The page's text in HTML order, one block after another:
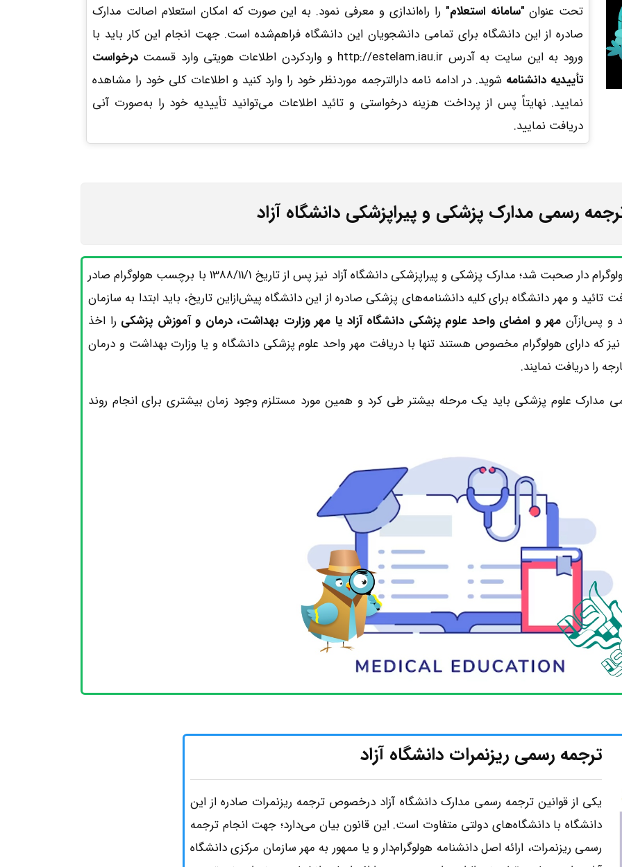
تحت عنوان "سامانه استعلام" را راه‌اندازی و معرفی نمود. به این صورت که امکان استعلام اصالت مدارک
صادره از این دانشگاه برای تمامی دانشجویان این دانشگاه فراهم‌شده است. جهت انجام این کار باید با
ورود به این سایت به آدرس http://estelam.iau.ir و واردکردن اطلاعات هویتی وارد قسمت
درخواست
تأییدیه دانشنامه شوید. در ادامه نامه دارالترجمه موردنظر خود را وارد کنید و اطلاعات کلی خود را مشاهده
نمایید. نهایتاً پس از پرداخت هزینه درخواستی و تائید اطلاعات می‌توانید تأییدیه خود را به‌صورت آنی
دریافت نمایید.
رسمی مدارک پزشکی و پیراپزشکی دانشگاه آزاد
همان‌طور که در مطالب بالا در ارتباط با مدارک هولوگرام دار صحبت شد؛ مدارک پزشکی و پیراپزشکی دانشگاه آزاد نیز پس از تاریخ 1388/11/1 با برچسب هولوگرام صادر
و مهر دانشگاه برای کلیه دانشنامه‌های پزشکی صادره از این دانشگاه پیش‌ازاین تاریخ، باید ابتدا به سازمان
و پس‌ازآن مهر و امضای واحد علوم پزشکی دانشگاه آزاد یا مهر وزارت بهداشت، درمان و آموزش پزشکی را اخذ
که دارای هولوگرام مخصوص هستند تنها با دریافت مهر واحد علوم پزشکی دانشگاه و یا وزارت بهداشت و درمان
را دریافت نمایند.
علوم پزشکی باید یک مرحله بیشتر طی کرد و همین مورد مستلزم وجود زمان بیشتری برای انجام روند
ترجمه رسمی ریزنمرات دانشگاه آزاد
یکی از قوانین ترجمه رسمی مدارک دانشگاه آزاد درخصوص ترجمه ریزنمرات صادره از این
دانشگاه با دانشگاه‌های دولتی متفاوت است. این قانون بیان می‌دارد؛ جهت انجام ترجمه
رسمی ریزنمرات، ارائه اصل دانشنامه هولوگرام‌دار و یا ممهور به مهر سازمان مرکزی دانشگاه